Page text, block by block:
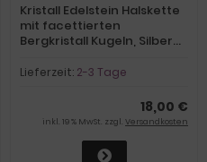
Kristall Edelstein Halskette
mit facettierten
Bergkristall Kugeln, Silber
Verlängerung
Lieferzeit: 2-3 Tage
18,00 €
inkl. 19 % MwSt. zzgl. Versandkosten